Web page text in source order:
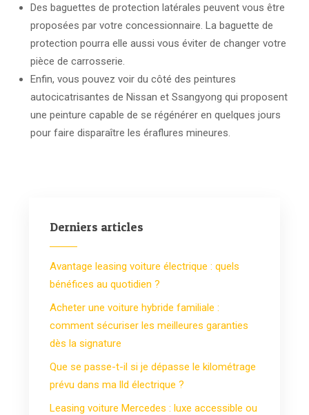
Des baguettes de protection latérales peuvent vous être
proposées par votre concessionnaire. La baguette de
protection pourra elle aussi vous éviter de changer votre
pièce de carrosserie.
Enfin, vous pouvez voir du côté des peintures
autocicatrisantes de Nissan et Ssangyong qui proposent
une peinture capable de se régénérer en quelques jours
pour faire disparaître les éraflures mineures.
Derniers articles
Avantage leasing voiture électrique : quels
bénéfices au quotidien ?
Acheter une voiture hybride familiale :
comment sécuriser les meilleures garanties
dès la signature
Que se passe-t-il si je dépasse le kilométrage
prévu dans ma lld électrique ?
Leasing voiture Mercedes : luxe accessible ou